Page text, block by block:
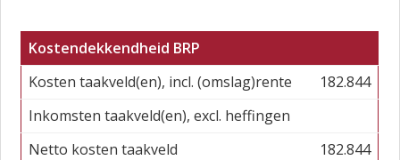
Kostendekkendheid BRP
Kosten taakveld(en), incl. (omslag)rente
182.844
Inkomsten taakveld(en), excl. heffingen
Netto kosten taakveld
182.844